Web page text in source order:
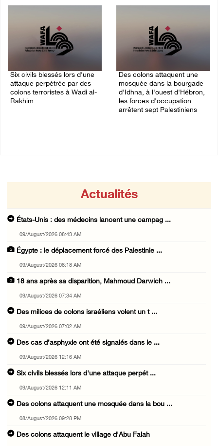
Six civils blessés lors d'une
attaque perpétrée par des
colons terroristes à Wadi al-
Rakhim
Des colons attaquent une
mosquée dans la bourgade
d'Idhna, à l'ouest d'Hébron,
les forces d'occupation
arrêtent sept Palestiniens
Actualités
États-Unis : des médecins lancent une campag ...
09/August/2026 08:43 AM
Égypte : le déplacement forcé des Palestinie ...
09/August/2026 08:18 AM
18 ans après sa disparition, Mahmoud Darwich ...
09/August/2026 07:34 AM
Des milices de colons israéliens volent un t ...
09/August/2026 07:02 AM
Des cas d’asphyxie ont été signalés dans le ...
09/August/2026 12:16 AM
Six civils blessés lors d'une attaque perpét ...
09/August/2026 12:11 AM
Des colons attaquent une mosquée dans la bou ...
08/August/2026 09:28 PM
Des colons attaquent le village d'Abu Falah